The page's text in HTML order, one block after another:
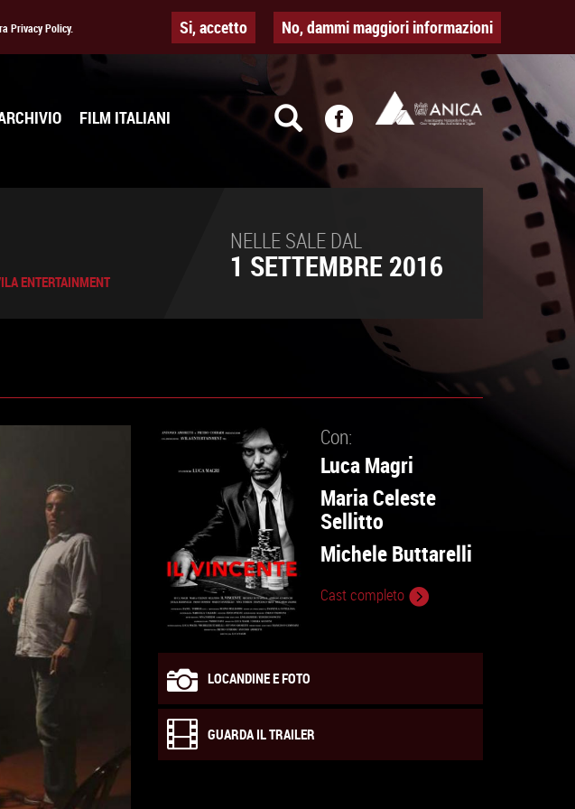
Privacy Policy. Si, accetto No, dammi maggiori informazioni
FILM ITALIANI
ENTERTAINMENT
NELLE SALE DAL
1 SETTEMBRE 2016
Con:
Luca Magri
Maria Celeste
Sellitto
Michele Buttarelli
Cast completo
LOCANDINE E FOTO
GUARDA IL TRAILER